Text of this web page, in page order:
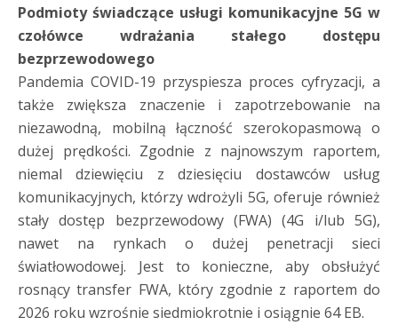
Podmioty świadczące usługi komunikacyjne 5G w
czołówce wdrażania stałego dostępu
bezprzewodowego
Pandemia COVID-19 przyspiesza proces cyfryzacji, a
także zwiększa znaczenie i zapotrzebowanie na
niezawodną, mobilną łączność szerokopasmową o
dużej prędkości. Zgodnie z najnowszym raportem,
niemal dziewięciu z dziesięciu dostawców usług
komunikacyjnych, którzy wdrożyli 5G, oferuje również
stały dostęp bezprzewodowy (FWA) (4G i/lub 5G),
nawet na rynkach o dużej penetracji sieci
światłowodowej. Jest to konieczne, aby obsłużyć
rosnący transfer FWA, który zgodnie z raportem do
2026 roku wzrośnie siedmiokrotnie i osiągnie 64 EB.